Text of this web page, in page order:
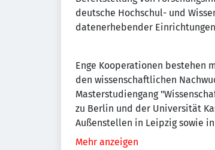
deutsche Hochschul- und
datenerhebender
Enge Kooperationen bestehen
den wissenschaftlichen
Masterstudiengang
zu Berlin und der Universität
Außenstellen in Leipzig sowie
Mehr anzeigen